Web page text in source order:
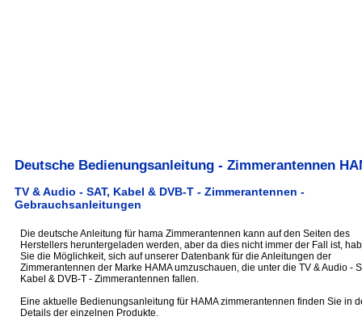
Deutsche Bedienungsanleitung - Zimmerantennen
TV & Audio - SAT, Kabel & DVB-T - Zimmerantennen -
Gebrauchsanleitungen
Die deutsche Anleitung für hama Zimmerantennen kann auf den Seiten des
Herstellers heruntergeladen werden, aber da dies nicht immer der Fall ist,
Sie die Möglichkeit, sich auf unserer Datenbank für die Anleitungen der
Zimmerantennen der Marke HAMA umzuschauen, die unter die TV & Audio -
Kabel & DVB-T - Zimmerantennen fallen.
Eine aktuelle Bedienungsanleitung für HAMA zimmerantennen finden Sie in
Details der einzelnen Produkte.